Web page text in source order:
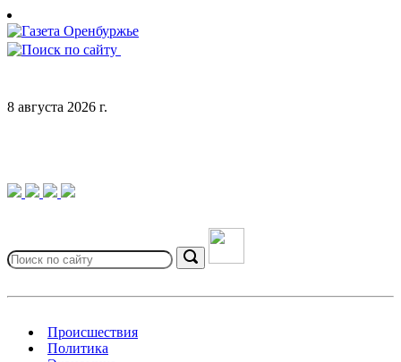
Skip
to
content
8 августа 2026 г.
for:
Search
Происшествия
Политика